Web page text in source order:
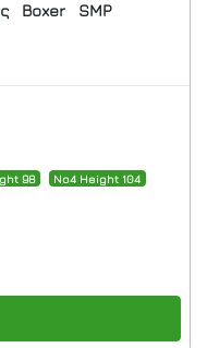
Boxer SMP
98
No4 Height 104